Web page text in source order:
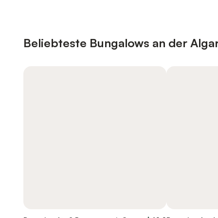
Beliebteste Bungalows an der